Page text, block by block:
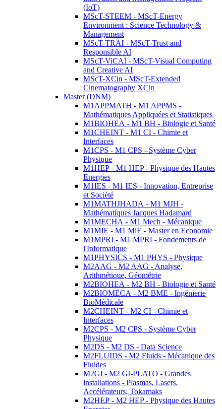
(IoT)
MScT-STEEM - MScT-Energy
Environment : Science Technology &
Management
MScT-TRAI - MScT-Trust and
Responsible AI
MScT-ViCAI - MScT-Visual Computing
and Creative AI
MScT-XCin - MScT-Extended
Cinematography XCin
Master (DNM)
M1APPMATH - M1 APPMS -
Mathématiques Appliquées et Statistiques
M1BIOHEA - M1 BH - Biologie et Santé
M1CHEINT - M1 CI - Chimie et
Interfaces
M1CPS - M1 CPS - Système Cyber
Physique
M1HEP - M1 HEP - Physique des Hautes
Energies
M1IES - M1 IES - Innovation, Entreprise
et Société
M1MATHJHADA - M1 MJH -
Mathématiques Jacques Hadamard
M1MECHA - M1 Mech - Mécanique
M1MIE - M1 MiE - Master en Economie
M1MPRI - M1 MPRI - Fondements de
l'Informatique
M1PHYSICS - M1 PHYS - Physique
M2AAG - M2 AAG - Analyse,
Arithmétique, Géométrie
M2BIOHEA - M2 BH - Biologie et Santé
M2BIOMECA - M2 BME - Ingénierie
BioMédicale
M2CHEINT - M2 CI - Chimie et
Interfaces
M2CPS - M2 CPS - Système Cyber
Physique
M2DS - M2 DS - Data Science
M2FLUIDS - M2 Fluids - Mécanique des
Fluides
M2GI - M2 GI-PLATO - Grandes
installations - Plasmas, Lasers,
Accélérateurs, Tokamaks
M2HEP - M2 HEP - Physique des Hautes